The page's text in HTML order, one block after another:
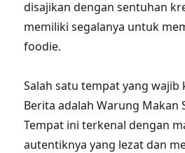
disajikan dengan sentuhan
memiliki segalanya untuk
foodie.
Salah satu tempat yang
Berita adalah Warung Makan
Tempat ini terkenal dengan
autentiknya yang lezat dan